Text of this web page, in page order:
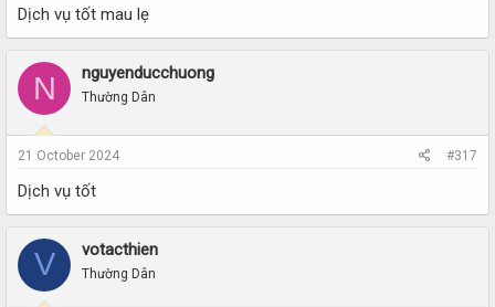
Dịch vụ tốt mau lẹ
N nguyenducchuong
Thường Dân
21 October 2024 #317
Dịch vụ tốt
V votacthien
Thường Dân